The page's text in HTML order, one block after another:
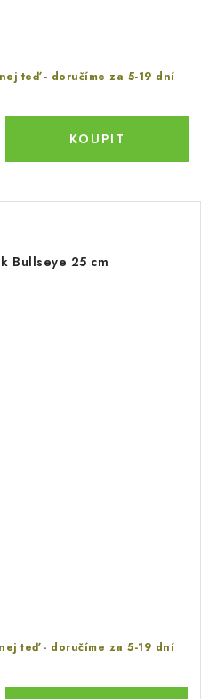
teď - doručíme za 5-19 dní
Bullseye 25 cm
teď - doručíme za 5-19 dní